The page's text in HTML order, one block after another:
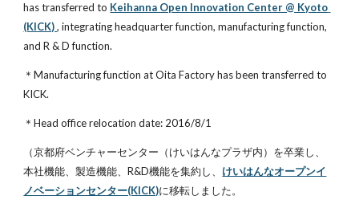
has transferred to Keihanna Open Innovation Center @ Kyoto
(KICK) , integrating headquarter function, manufacturing function,
and R & D function.
＊Manufacturing function at Oita Factory has been transferred to
KICK.
＊Head office relocation date: 2016/8/1
（京都府ベンチャーセンター（けいはんなプラザ内）を卒業し、
本社機能、製造機能、R&D機能を集約し、 けいはんなオープンイ
ノベーションセンター(KICK)に移転しました。